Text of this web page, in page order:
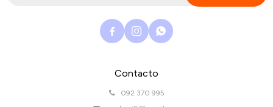
Contacto
092 370 995
  